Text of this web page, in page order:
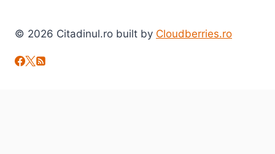
© 2026 Citadinul.ro built by Cloudberries.ro